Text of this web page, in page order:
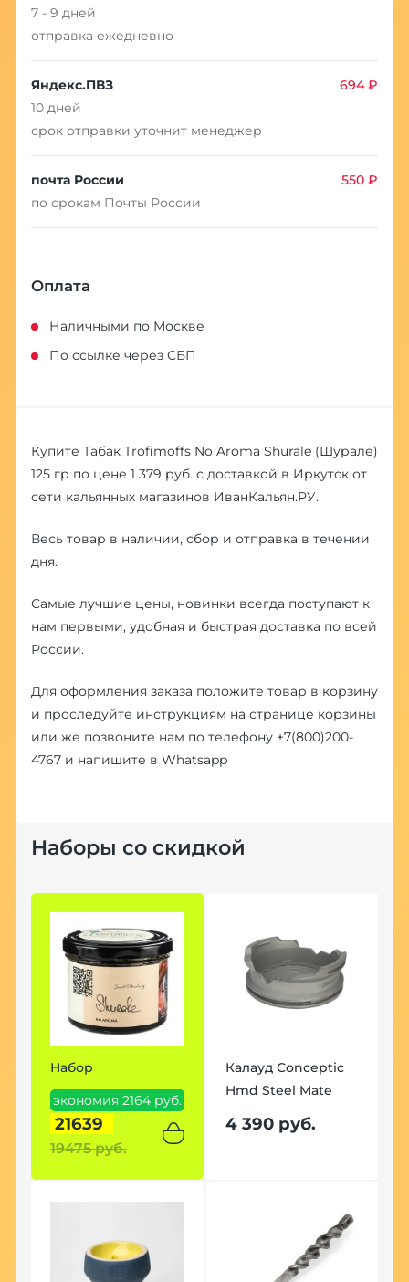
7 - 9 дней
отправка ежедневно
Яндекс.ПВЗ
694 ₽
10 дней
срок отправки уточнит менеджер
почта России
550 ₽
по срокам Почты России
Оплата
Наличными по Москве
По ссылке через СБП
Купите Табак Trofimoffs No Aroma Shurale (Шурале)
125 гр по цене 1 379 руб. с доставкой в Иркутск от
сети кальянных магазинов ИванКальян.РУ.
Весь товар в наличии, сбор и отправка в течении
дня.
Самые лучшие цены, новинки всегда поступают к
нам первыми, удобная и быстрая доставка по всей
России.
Для оформления заказа положите товар в корзину
и проследуйте инструкциям на странице корзины
или же позвоните нам по телефону +7(800)200-
4767и напишите в Whatsapp
Наборы со скидкой
Набор
экономия 2164 руб.
21639
19475 руб.
Калауд Conceptic
Hmd Steel Mate
4 390 руб.